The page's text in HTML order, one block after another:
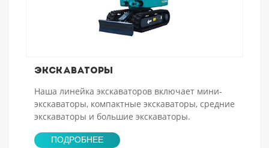
Экскаваторы
Наша линейка экскаваторов включает мини-
экскаваторы, компактные экскаваторы, средние
экскаваторы и большие экскаваторы.
ПОДРОБНЕЕ